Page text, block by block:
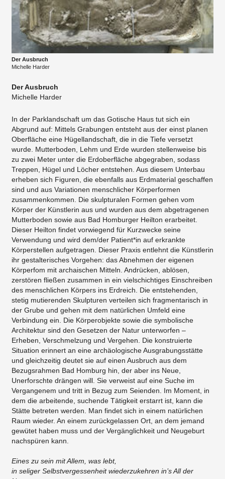
Der Ausbruch
Michelle Harder
Der Ausbruch
Michelle Harder
In der Parklandschaft um das Gotische Haus tut sich ein
Abgrund auf: Mittels Grabungen entsteht aus der einst planen
Oberfläche eine Hügellandschaft, die in die Tiefe versetzt
wurde. Mutterboden, Lehm und Erde wurden stellenweise bis
zu zwei Meter unter die Erdoberfläche abgegraben, sodass
Treppen, Hügel und Löcher entstehen. Aus diesem Unterbau
erheben sich Figuren, die ebenfalls aus Erdmaterial geschaffen
sind und aus Variationen menschlicher Körperformen
zusammenkommen. Die skulpturalen Formen gehen vom
Körper der Künstlerin aus und wurden aus dem abgetragenen
Mutterboden sowie aus Bad Homburger Heilton erarbeitet.
Dieser Heilton findet vorwiegend für Kurzwecke seine
Verwendung und wird dem/der Patient*in auf erkrankte
Körperstellen aufgetragen. Dieser Praxis entlehnt die Künstlerin
ihr gestalterisches Vorgehen: das Abnehmen der eigenen
Körperfom mit archaischen Mitteln. Andrücken, ablösen,
zerstören fließen zusammen in ein vielschichtiges Einschreiben
des menschlichen Körpers ins Erdreich. Die entstehenden,
stetig mutierenden Skulpturen verteilen sich fragmentarisch in
der Grube und gehen mit dem natürlichen Umfeld eine
Verbindung ein. Die Körperobjekte sowie die symbolische
Architektur sind den Gesetzen der Natur unterworfen –
Erheben, Verschmelzung und Vergehen. Die konstruierte
Situation erinnert an eine archäologische Ausgrabungsstätte
und gleichzeitig deutet sie auf einen Ausbruch aus dem
Bezugsrahmen Bad Homburg hin, der aber ins Neue,
Unerforschte drängen will. Sie verweist auf eine Suche im
Vergangenem und tritt in Bezug zum Seienden. Im Moment, in
dem die arbeitende, suchende Tätigkeit erstarrt ist, kann die
Stätte betreten werden. Man findet sich in einem natürlichen
Raum wieder. An einem zurückgelassen Ort, an dem jemand
gewütet haben muss und der Vergänglichkeit und Neugeburt
nachspüren kann.
Eines zu sein mit Allem, was lebt,
in seliger Selbstvergessenheit wiederzukehren in’s All der